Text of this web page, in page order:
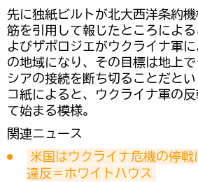
先に独紙ビルトが北大西洋条約
筋を引用して報じたところによ
よびザポロジエがウクライナ軍
の地域になり、その目標は地上
シアの接続を断ち切ることだと
コ紙によると、ウクライナ軍の
て始まる模様。
関連ニュース
米国はウクライナ危機の停
違反＝ホワイトハウス